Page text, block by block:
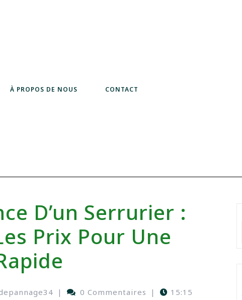
À PROPOS DE NOUS CONTACT
D’un Serrurier :
Prix Pour Une
| 0 Commentaires | 15:15